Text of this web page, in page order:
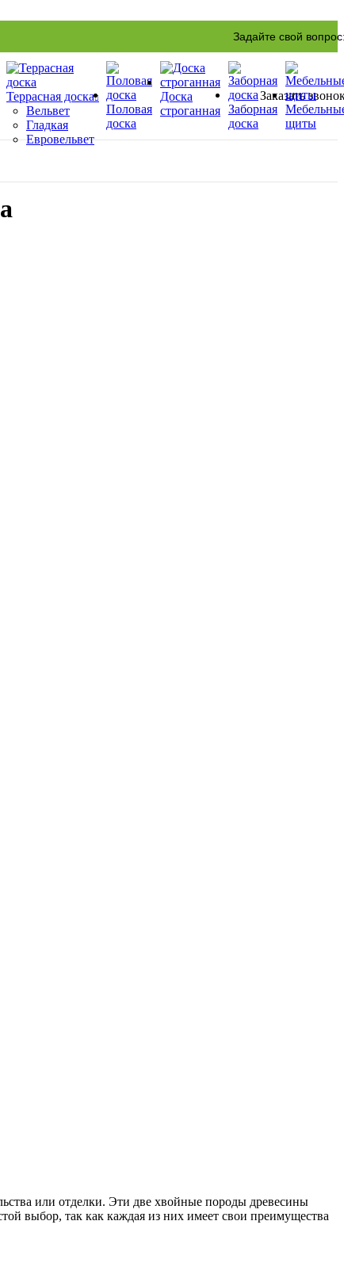
Задайте свой
Заказать
Террасная доска
Вельвет
Гладкая
Евровельвет
Половая
доска
Доска
строганная Заборная
доска
щиты
или отделки. Эти две хвойные породы древесины
выбор, так как каждая из них имеет свои преимущества